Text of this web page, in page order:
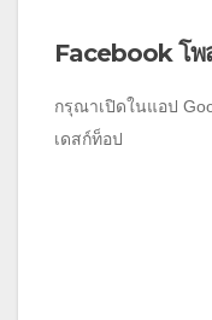
Facebook โพ
กรุณาเปิดในแอป
เดสก์ท็อป